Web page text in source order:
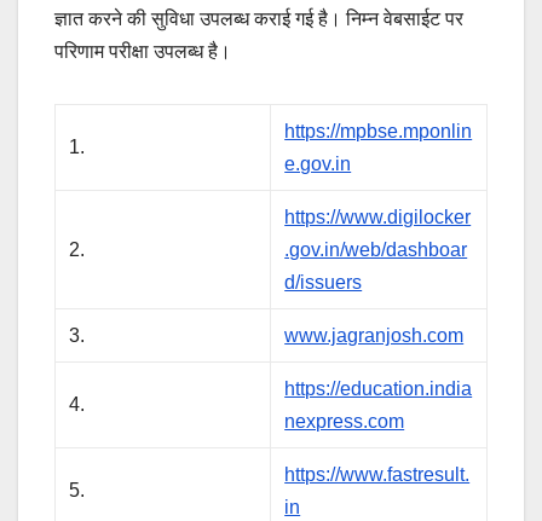
ज्ञात करने की सुविधा उपलब्ध कराई गई है। निम्न वेबसाईट पर
परिणाम परीक्षा उपलब्ध है।
1.
https://mpbse.mponlin
e.gov.in
2.
https://www.digilocker
.gov.in/web/dashboar
d/issuers
3. www.jagranjosh.com
4.
https://education.india
nexpress.com
5.
https://www.fastresult.
in